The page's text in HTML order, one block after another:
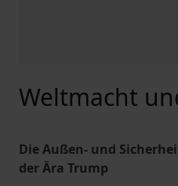
Weltmacht
Die Außen- und
der Ära Trump